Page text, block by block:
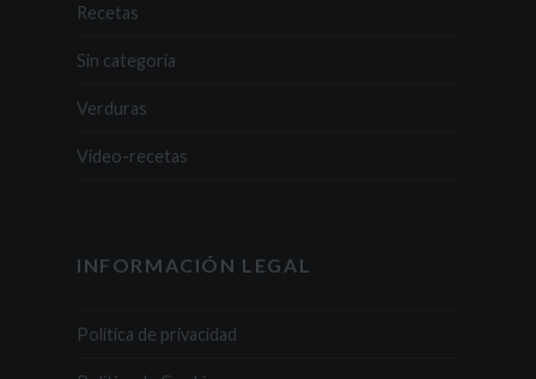
Recetas
Sin categoría
Verduras
Vídeo-recetas
INFORMACIÓN LEGAL
Política de privacidad